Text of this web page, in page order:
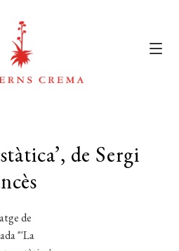
AUTORS
RIGHTS
de Sergi